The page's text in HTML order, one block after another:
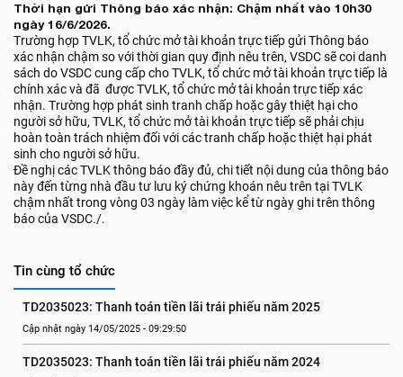
Thời hạn gửi Thông báo xác nhận: Chậm nhất vào 10h30
ngày 16/6/2026.
Trường hợp TVLK, tổ chức mở tài khoản trực tiếp gửi Thông báo
xác nhận chậm so với thời gian quy định nêu trên, VSDC sẽ coi danh
sách do VSDC cung cấp cho TVLK, tổ chức mở tài khoản trực tiếp là
chính xác và đã được TVLK, tổ chức mở tài khoản trực tiếp xác
nhận. Trường hợp phát sinh tranh chấp hoặc gây thiệt hại cho
người sở hữu, TVLK, tổ chức mở tài khoản trực tiếp sẽ phải chịu
hoàn toàn trách nhiệm đối với các tranh chấp hoặc thiệt hại phát
sinh cho người sở hữu.
Đề nghị các TVLK thông báo đầy đủ, chi tiết nội dung của thông báo
này đến từng nhà đầu tư lưu ký chứng khoán nêu trên tại TVLK
chậm nhất trong vòng 03 ngày làm việc kể từ ngày ghi trên thông
báo của VSDC./.
Tin cùng tổ chức
TD2035023: Thanh toán tiền lãi trái phiếu năm 2025
Cập nhật ngày 14/05/2025 - 09:29:50
TD2035023: Thanh toán tiền lãi trái phiếu năm 2024